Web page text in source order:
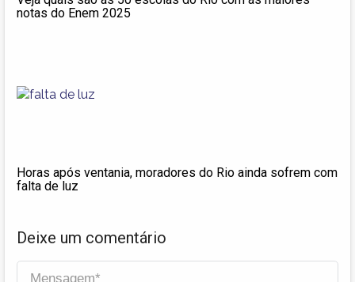
notas do Enem 2025
Horas após ventania, moradores do Rio ainda sofrem com
falta de luz
Deixe um comentário